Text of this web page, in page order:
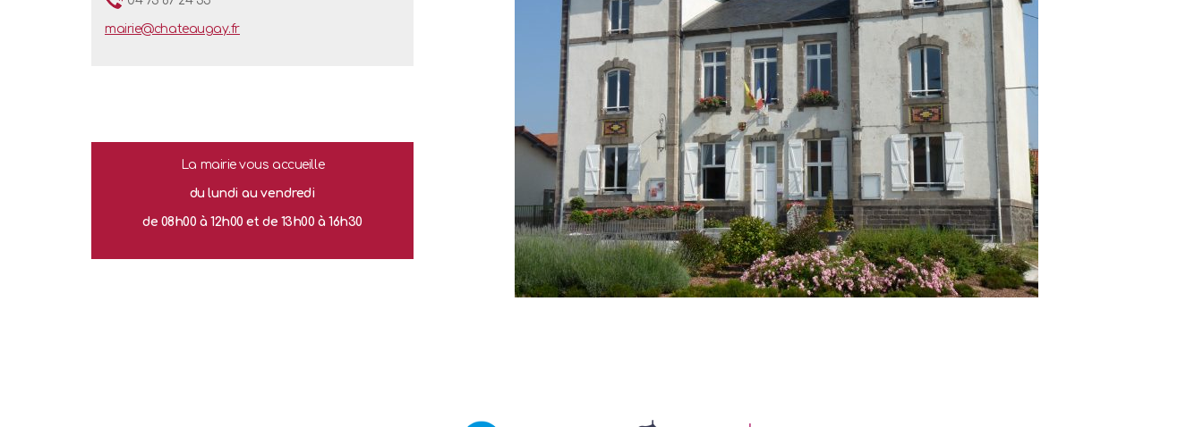
mairie@chateaugay.fr
La mairie vous accueille
du lundi au vendredi
de 08h00 à 12h00et de 13h00 à 16h30